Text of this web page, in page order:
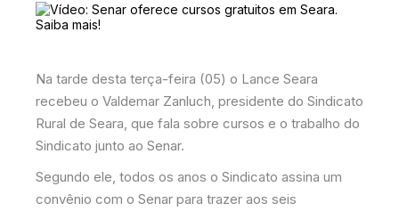
Na tarde desta terça-feira (05) o Lance Seara
recebeu o Valdemar Zanluch, presidente do Sindicato
Rural de Seara, que fala sobre cursos e o trabalho do
Sindicato junto ao Senar.
Segundo ele, todos os anos o Sindicato assina um
convênio com o Senar para trazer aos seis